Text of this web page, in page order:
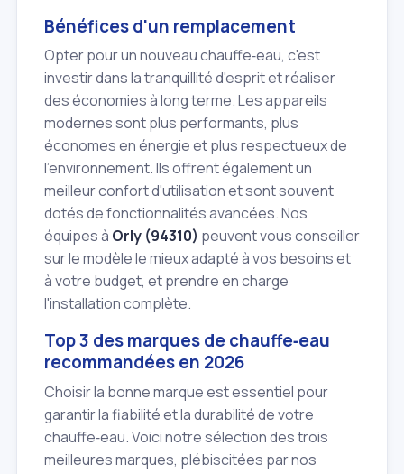
Bénéfices d'un remplacement
Opter pour un nouveau chauffe‑eau, c'est
investir dans la tranquillité d'esprit et réaliser
des économies à long terme. Les appareils
modernes sont plus performants, plus
économes en énergie et plus respectueux de
l'environnement. Ils offrent également un
meilleur confort d'utilisation et sont souvent
dotés de fonctionnalités avancées. Nos
équipes à Orly (94310) peuvent vous conseiller
sur le modèle le mieux adapté à vos besoins et
à votre budget, et prendre en charge
l'installation complète.
Top 3 des marques de chauffe‑eau
recommandées en 2026
Choisir la bonne marque est essentiel pour
garantir la fiabilité et la durabilité de votre
chauffe‑eau. Voici notre sélection des trois
meilleures marques, plébiscitées par nos